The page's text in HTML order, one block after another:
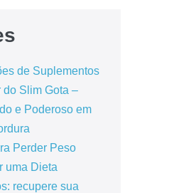
de Suplementos
do Slim Gota –
e Poderoso em
Perder Peso
uma Dieta
recupere sua